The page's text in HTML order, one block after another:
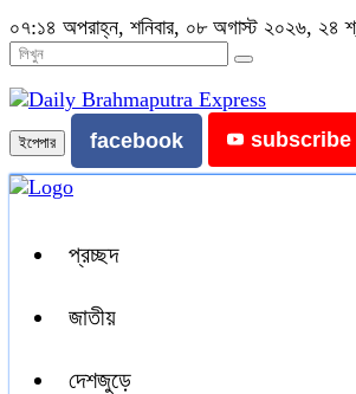
০৭:১৪ অপরাহ্ন, শনিবার, ০৮ অগাস্ট ২০২৬, ২৪
ইপেপার facebook subscribe
প্রচ্ছদ
জাতীয়
দেশজুড়ে